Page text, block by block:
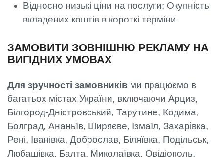
Відносно низькі ціни на послуги; Окупність
вкладених коштів в короткі терміни.
ЗАМОВИТИ ЗОВНІШНЮ РЕКЛАМУ НА
ВИГІДНИХ УМОВАХ
Для зручності замовників ми працюємо в
багатьох містах України, включаючи Арциз,
Білгород-Дністровський, Тарутине, Кодима,
Болград, Ананьїв, Ширяєве, Ізмаїл, Захарівка,
Рені, Іванівка, Доброслав, Біляївка, Подільськ,
Любашівка, Балта, Миколаївка, Овідіополь,